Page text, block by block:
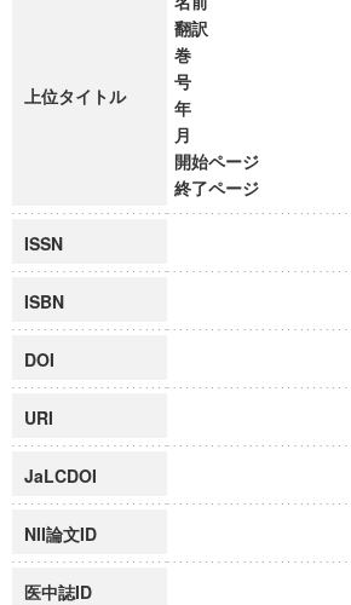
上位タイトル
翻訳
巻
号
年
月
開始ページ
終了ページ
ISSN
ISBN
DOI
URI
JaLCDOI
NII論文ID
医中誌ID